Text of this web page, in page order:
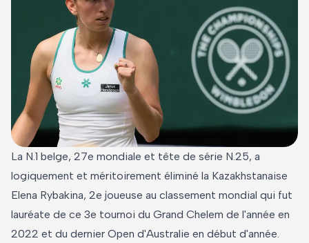
La N.1 belge, 27e mondiale et tête de série N.25, a
logiquement et méritoirement éliminé la Kazakhstanaise
Elena Rybakina, 2e joueuse au classement mondial qui fut
lauréate de ce 3e tournoi du Grand Chelem de l'année en
2022 et du dernier Open d'Australie en début d'année.